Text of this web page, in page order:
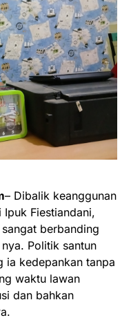
– Dibalik keanggunan
Fiestiandani,
berbanding
Politik santun
ia kedepankan tanpa
waktu lawan
dan bahkan